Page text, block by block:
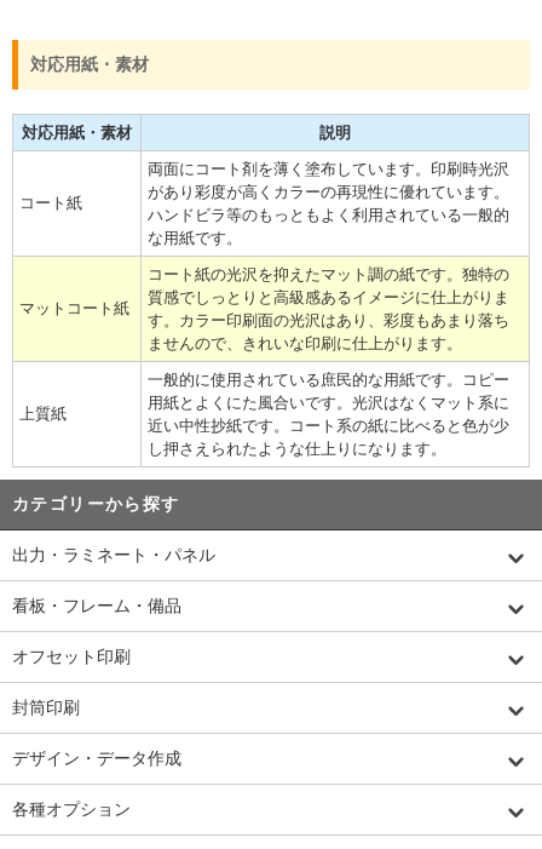
対応用紙・素材
対応用紙・素材 説明
コート紙
両面にコート剤を薄く塗布しています。印刷時光沢
があり彩度が高くカラーの再現性に優れています。
ハンドビラ等のもっともよく利用されている一般的
な用紙です。
マットコート紙
コート紙の光沢を抑えたマット調の紙です。独特の
質感でしっとりと高級感あるイメージに仕上がりま
す。カラー印刷面の光沢はあり、彩度もあまり落ち
ませんので、きれいな印刷に仕上がります。
上質紙
一般的に使用されている庶民的な用紙です。コピー
用紙とよくにた風合いです。光沢はなくマット系に
近い中性抄紙です。コート系の紙に比べると色が少
し押さえられたような仕上りになります。
カテゴリーから探す
出力・ラミネート・パネル
看板・フレーム・備品
オフセット印刷
封筒印刷
デザイン・データ作成
各種オプション